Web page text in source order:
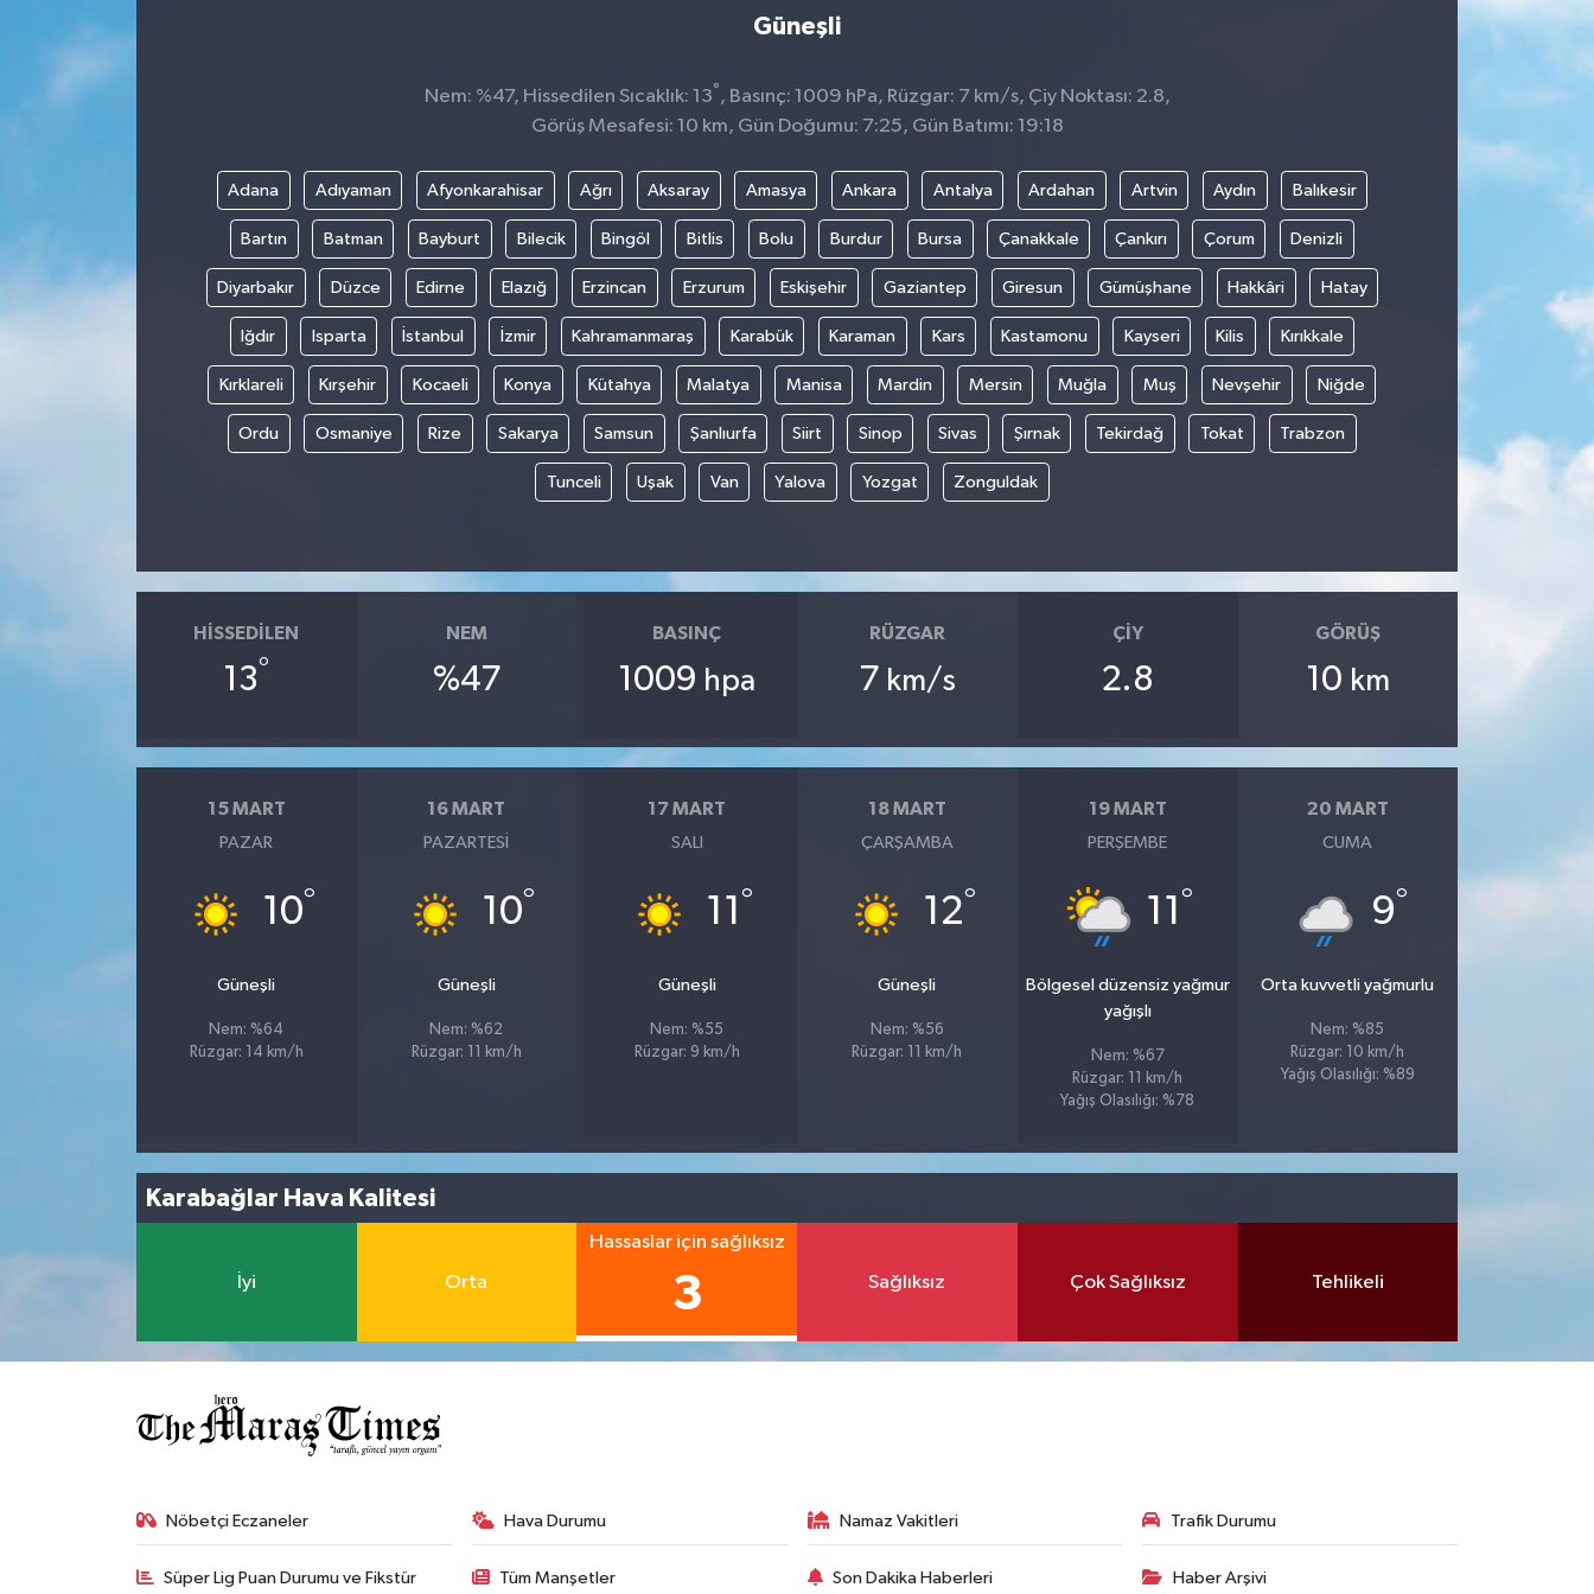
Güneşli
Nem: %47, Hissedilen Sıcaklık: 13° , Basınç: 1009 hPa, Rüzgar: 7 km/s, Çiy Noktası: 2.8,
Görüş Mesafesi: 10 km, Gün Doğumu: 7:25, Gün Batımı: 19:18
Adana Adıyaman Afyonkarahisar Ağrı Aksaray Amasya Ankara Antalya Ardahan Artvin Aydın Balıkesir
Bartın Batman Bayburt Bilecik Bingöl Bitlis Bolu Burdur Bursa Çanakkale Çankırı Çorum Denizli
Diyarbakır Düzce Edirne Elazığ Erzincan Erzurum Eskişehir Gaziantep Giresun Gümüşhane Hakkâri Hatay
Iğdır Isparta İstanbul İzmir Kahramanmaraş Karabük Karaman Kars Kastamonu Kayseri Kilis Kırıkkale
Kırklareli Kırşehir Kocaeli Konya Kütahya Malatya Manisa Mardin Mersin Muğla Muş Nevşehir Niğde
Ordu Osmaniye Rize Sakarya Samsun Şanlıurfa Siirt Sinop Sivas Şırnak Tekirdağ Tokat Trabzon
Tunceli Uşak Van Yalova Yozgat Zonguldak
HISSEDILEN
13°
NEM
%47
BASINÇ
1009 hpa
RÜZGAR
7 km/s
ÇIY
2.8
GÖRÜŞ
10 km
15 MART
PAZAR
10°
Güneşli
Nem: %64
Rüzgar: 14 km/h
16 MART
PAZARTESI
10°
Güneşli
Nem: %62
Rüzgar: 11 km/h
17 MART
SALI
11 °
Güneşli
Nem: %55
Rüzgar: 9 km/h
18 MART
ÇARŞAMBA
12°
Güneşli
Nem: %56
Rüzgar: 11 km/h
19 MART
PERŞEMBE
11 °
Bölgesel düzensiz yağmur
yağışlı
Nem: %67
Rüzgar: 11 km/h
Yağış Olasılığı: %78
20 MART
CUMA
9°
Orta kuvvetli yağmurlu
Nem: %85
Rüzgar: 10 km/h
Yağış Olasılığı: %89
Karabağlar Hava Kalitesi
İyi Orta
Hassaslar için sağlıksız
3 Sağlıksız Çok Sağlıksız Tehlikeli
Nöbetçi Eczaneler Hava Durumu Namaz Vakitleri Trafik Durumu
Süper Lig Puan Durumu ve Fikstür Tüm Manşetler Son Dakika Haberleri Haber Arşivi
SİYASET